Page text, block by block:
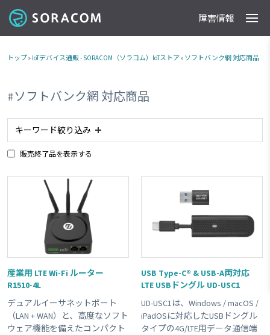
製品
事例
料金
ドキュメント
導入支援
IoTストア
最新情報 障害情報
トップ» IoTデバイス通販 - SORACOM（ソラコム）IoTストア» ソフトバンク網 対応商品
#ソフトバンク網 対応商品
キーワード絞り込み
#アナログ入力 #planX2
#タブレット #防水 #防塵 #ACアダプタ #plan-K
#ルーター #planP1 #RJ45
#電池内蔵 #カメラ
#ソフトバンク網 対応商品 #plan01s #IoTレシピ
#RS232C #GPIO
#スターターキット商品 #超音波センサー #LTE
#接点入力 #planX1 #販売終了品 #Wi-Fi
#ゲートウェイ #plan-DU #温度センサー #組み込み
#USB電源 #KDDI網 対応商品 #plan-D
販売終了品を表示する
産業用 LTE Wi-Fi ルーター
R1510-4L
デュアルイーサネットポート
（LAN + WAN）と、高度なソフト
ウェア機能を備えたコンパクト
USB Type-C® & USB-A両対応
LTE USBドングル UD-USC1
UD-USC1は、Windows / macOS /
iPadOSに対応したUSBドングル
タイプの4G/LTE用データ通信端